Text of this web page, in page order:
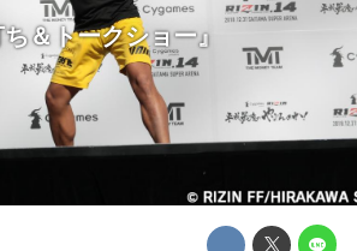
＆トークショー』